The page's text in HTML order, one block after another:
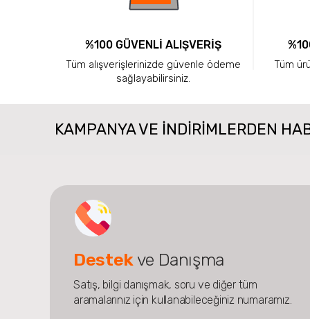
%100 GÜVENLİ ALIŞVERİŞ
Tüm alışverişlerinizde güvenle ödeme
sağlayabilirsiniz.
Tüm
KAMPANYA VE INDIRIMLERDEN
Destekve Danışma
Satış, bilgi danışmak, soru ve diğer tüm
aramalarınız için kullanabileceğiniz numaramız.